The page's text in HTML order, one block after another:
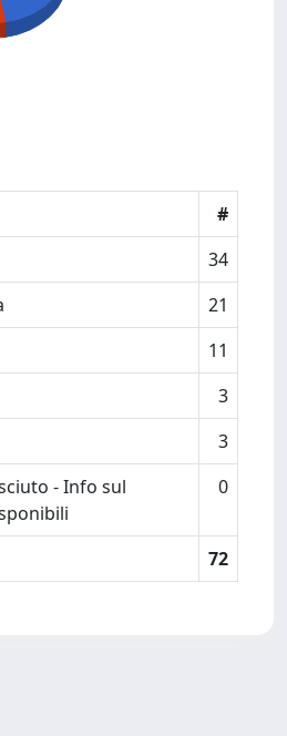
#
34
21
11
3
3
- Info sul
0
72